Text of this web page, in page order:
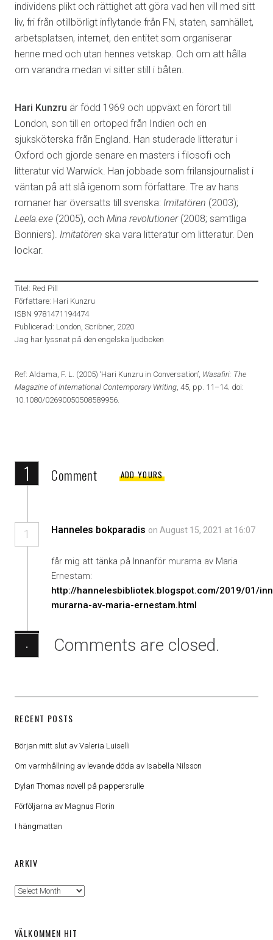
individens plikt och rättighet att göra vad hen vill med sitt
liv, fri från otillbörligt inflytande från FN, staten, samhället,
arbetsplatsen, internet, den entitet som organiserar
henne med och utan hennes vetskap. Och om att hålla
om varandra medan vi sitter still i båten.
Hari Kunzru är född 1969 och uppväxt en förort till
London, son till en ortoped från Indien och en
sjuksköterska från England. Han studerade litteratur i
Oxford och gjorde senare en masters i filosofi och
litteratur vid Warwick. Han jobbade som frilansjournalist i
väntan på att slå igenom som författare. Tre av hans
romaner har översatts till svenska: Imitatören (2003);
Leela.exe (2005), och Mina revolutioner(2008; samtliga
Bonniers). Imitatören ska vara litteratur om litteratur. Den
lockar.
Titel: Red Pill
Författare: Hari Kunzru
ISBN 9781471194474
Publicerad: London, Scribner, 2020
Jag har lyssnat på den engelska ljudboken
Ref: Aldama, F. L. (2005) ‘Hari Kunzru in Conversation’, Wasafiri: The
Magazine of International Contemporary Writing, 45, pp. 11–14. doi:
10.1080/02690050508589956.
1 Comment ADD YOURS
1 Hanneles bokparadis on August 15, 2021 at 16:07
får mig att tänka på Innanför murarna av Maria
Ernestam:
http://hannelesbibliotek.blogspot.com/2019/01/
murarna-av-maria-ernestam.html
· Comments are closed.
RECENT POSTS
Början mitt slut av Valeria Luiselli
Om varmhållning av levande döda av Isabella Nilsson
Dylan Thomas novell på pappersrulle
Förföljarna av Magnus Florin
I hängmattan
ARKIV
Arkiv
VÄLKOMMEN HIT